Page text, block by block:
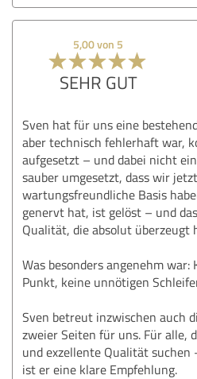
5,00 von 5
SEHR GUT
Sven hat für uns eine
aber technisch fehlerhaft war,
aufgesetzt – und dabei nicht
sauber umgesetzt, dass wir
wartungsfreundliche Basis
genervt hat, ist gelöst – und
Qualität, die absolut überzeugt
Was besonders angenehm
Punkt, keine unnötigen
Sven betreut inzwischen auch
zweier Seiten für uns. Für alle,
und exzellente Qualität
ist er eine klare Empfehlung.